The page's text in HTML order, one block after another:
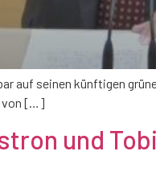
auf seinen künftigen
von […]
und